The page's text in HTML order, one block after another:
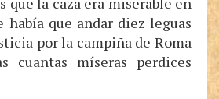
había que andar diez leguas
por la campiña de Roma
cuantas míseras perdices